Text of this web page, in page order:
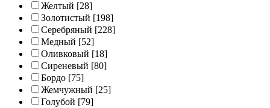
Желтый [28]
Золотистый [198]
Серебряный [228]
Медный [52]
Оливковый [18]
Сиреневый [80]
Бордо [75]
Жемчужный [25]
Голубой [79]